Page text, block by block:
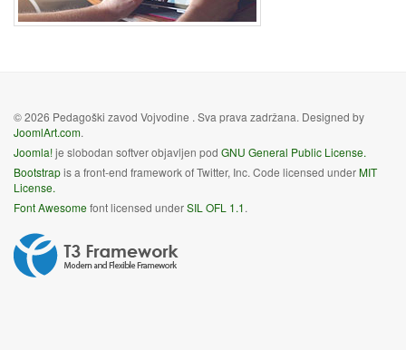
© 2026 Pedagoški zavod Vojvodine . Sva prava zadržana. Designed by
JoomlArt.com.
Joomla!je slobodan softver objavljen pod GNU General Public License.
Bootstrapis a front-end framework of Twitter, Inc. Code licensed underMIT
License.
Font Awesomefont licensed underSIL OFL 1.1.